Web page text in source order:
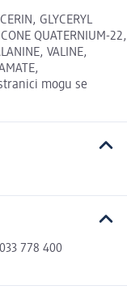
GLYCERYL
QUATERNIUM-22,
VALINE,
stranici mogu se
778 400